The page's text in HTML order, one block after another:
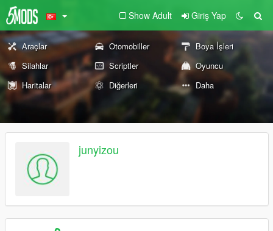
Show Adult Giriş Yap
Araçlar Otomobiller
Boya İşleri
Silahlar
Scriptler
Oyuncu
Haritalar
Diğerleri Daha
junyizou